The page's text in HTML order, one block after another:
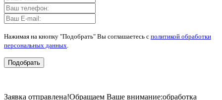
Нажимая на кнопку "Подобрать" Вы соглашаетесь с политикой обработки
персональных данных
Подобрать
Заявка отправлена!Обращаем Ваше внимание:обработка